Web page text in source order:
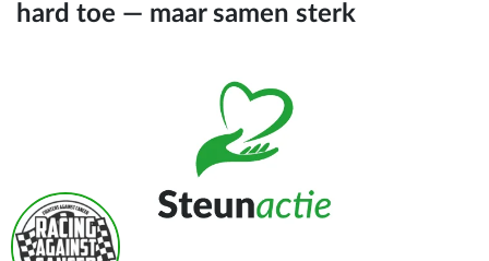
hard toe — maar samen sterk